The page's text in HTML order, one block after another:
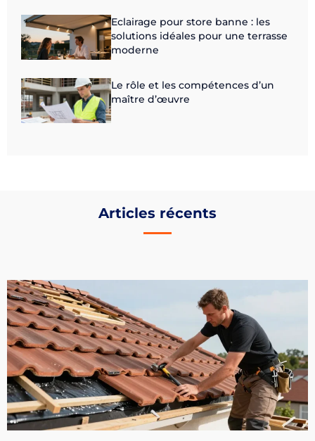
Eclairage pour store banne : les
solutions idéales pour une terrasse
moderne
Le rôle et les compétences d’un
maître d’œuvre
Articles récents